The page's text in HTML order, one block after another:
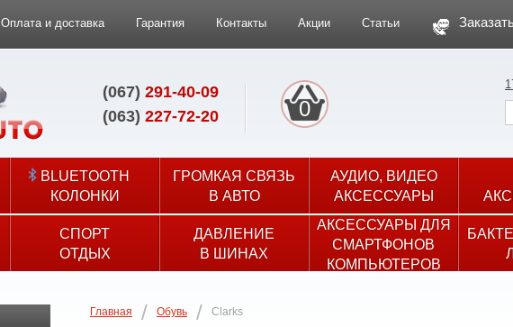
Оплата и доставка Гарантия Контакты Акции Статьи
(067) 291-40-09
(063) 227-72-20 0
BLUETOOTH
КОЛОНКИ
ГРОМКАЯ СВЯЗЬ
В АВТО
АУДИО, ВИДЕО
АКСЕССУАРЫ
СПОРТ
ОТДЫХ
ДАВЛЕНИЕ
В ШИНАХ
АКСЕССУАРЫ ДЛЯ
СМАРТФОНОВ
КОМПЬЮТЕРОВ
Главная Обувь Clarks